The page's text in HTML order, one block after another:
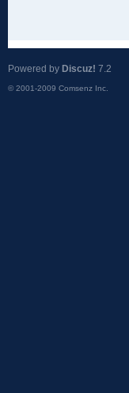
Powered by Discuz! 7.2
© 2001-2009 Comsenz Inc.